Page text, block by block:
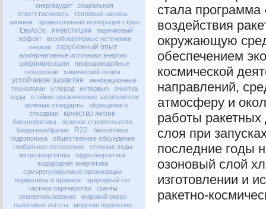
энергоаудит
социальная
ответственность
тепловые насосы
аммиак
промышленная интеграция стран
ЕврАзЭс
инвестиции
парниковый
эффект
возобновляемые источники
энергии
зарубежный опыт
альтернативные источники энергии
цифровизация
природоподобные
технологии
химический лизинг
устойчивое развитие
инновационные
технологии
углерод интервью
очистка
воды
стойкие органические загрязнители
зеленые стандарты
обращение с
отходами
качество жизни
биоэнергетика
зеленое строительство
биоразнообразие
R22
биотопливо
гидропоника
общественное обсуждение
глобальное потепление
сточные воды
ветроэнергетика
гидроэнергетика
водородная энергетика
саморегулируемые организации
нормативы и правила
природный газ
частное партнерство
гранты
землепользование
мировой океан
налоговые льготы
морские перевозки
стала
воздействия
окружающую
обеспечением
космической
направлений,
атмосферу и
работы ракетных
слоя при
последние годы
озоновый слой
изготовлении и
ракетно-